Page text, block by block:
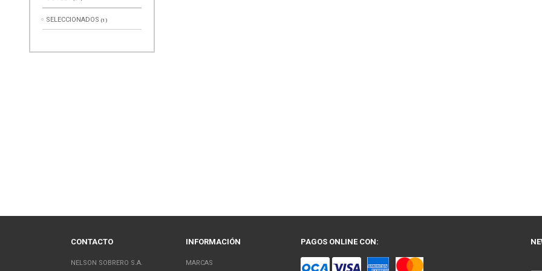
SELECCIONADOS (1)
CONTACTO
NELSON SOBRERO S.A.
INFORMACIÓN
MARCAS
PAGOS ONLINE CON: